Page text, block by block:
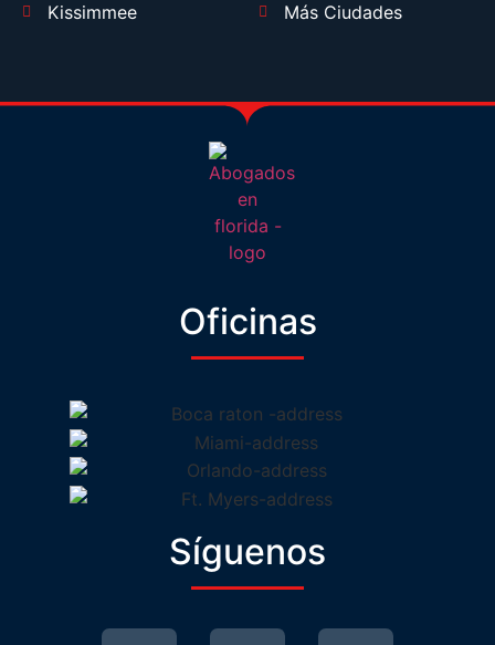
Kissimmee
Más Ciudades
Oficinas
Síguenos